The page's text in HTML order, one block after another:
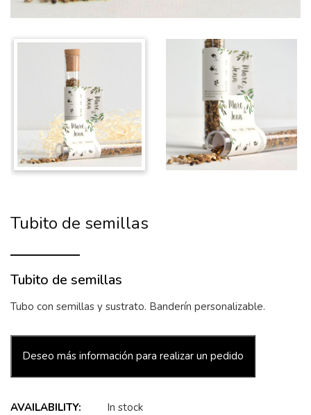
Tubito de semillas
Tubito de semillas
Tubo con semillas y sustrato. Banderín personalizable.
Deseo más información para realizar un pedido
AVAILABILITY: In stock